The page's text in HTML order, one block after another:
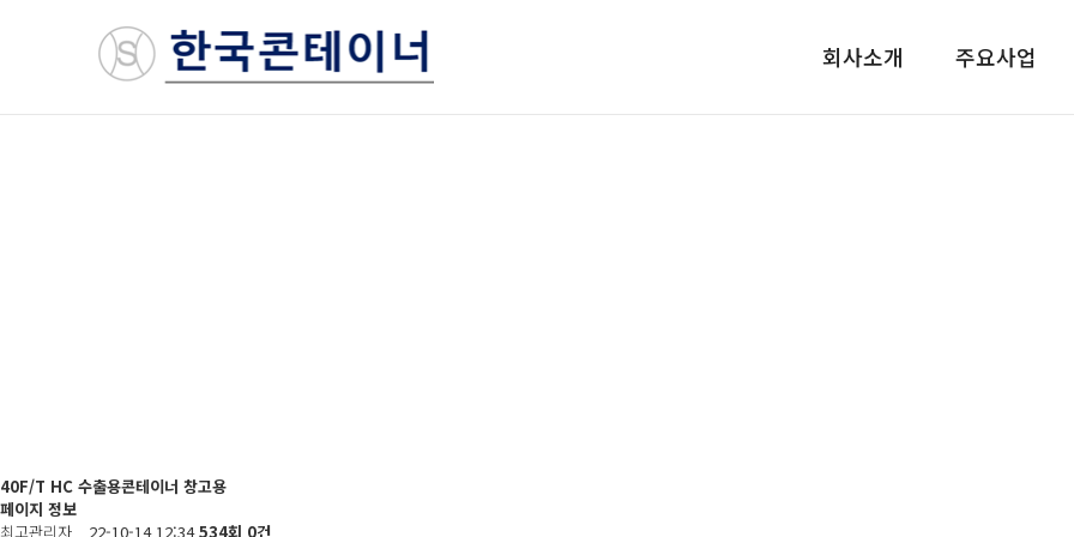
회사소개 주요사업
40F/T HC 수출용콘테이너 창고용
페이지 정보
최고관리자
22-10-14 12:34534회 0건